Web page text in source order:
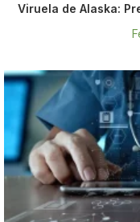
Viruela de Alaska: